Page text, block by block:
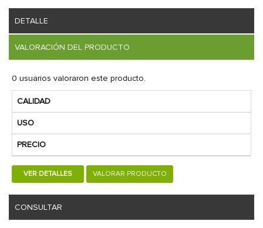
DETALLE
VALORACIÓN DEL PRODUCTO
0 usuarios valoraron este producto.
CALIDAD
USO
PRECIO
VER DETALLES VALORAR PRODUCTO
CONSULTAR